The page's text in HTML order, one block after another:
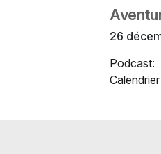
26
Podcast: